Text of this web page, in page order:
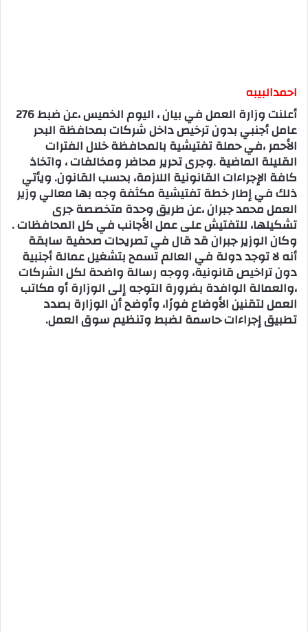
احمدالبيبه
أعلنت وزارة العمل في بيان ، اليوم الخميس ،عن ضبط 276
عامل أجنبي بدون ترخيص داخل شركات بمحافظة البحر
الأحمر ،في حملة تفتيشية بالمحافظة خلال الفترات
القليلة الماضية .وجرى تحرير محاضر ومخالفات ، واتخاذ
كافة الإجراءات القانونية اللازمة، بحسب القانون. ويأتي
ذلك في إطار خطة تفتيشية مكثفة وجه بها معالي وزير
العمل محمد جبران ،عن طريق وحدة متخصصة جرى
تشكيلها، للتفتيش على عمل الأجانب في كل المحافظات .
وكان الوزير جبران قد قال في تصريحات صحفية سابقة
أنه لا توجد دولة في العالم تسمح بتشغيل عمالة أجنبية
دون تراخيص قانونية، ووجه رسالة واضحة لكل الشركات
،والعمالة الوافدة بضرورة التوجه إلى الوزارة أو مكاتب
العمل لتقنين الأوضاع فورًا، وأوضح أن الوزارة بصدد
تطبيق إجراءات حاسمة لضبط وتنظيم سوق العمل.